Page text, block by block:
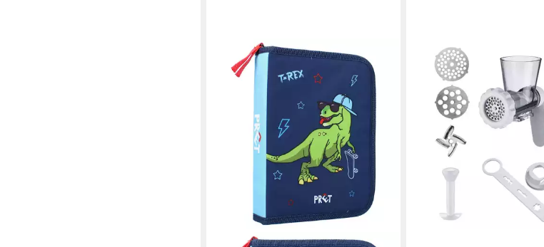
WESTMARK
Fleischwolf Aufsatz
Frecher Fritz für
Handwäsche empfohlen
8,79 €
lieferbar - in 3-4 Werktagen